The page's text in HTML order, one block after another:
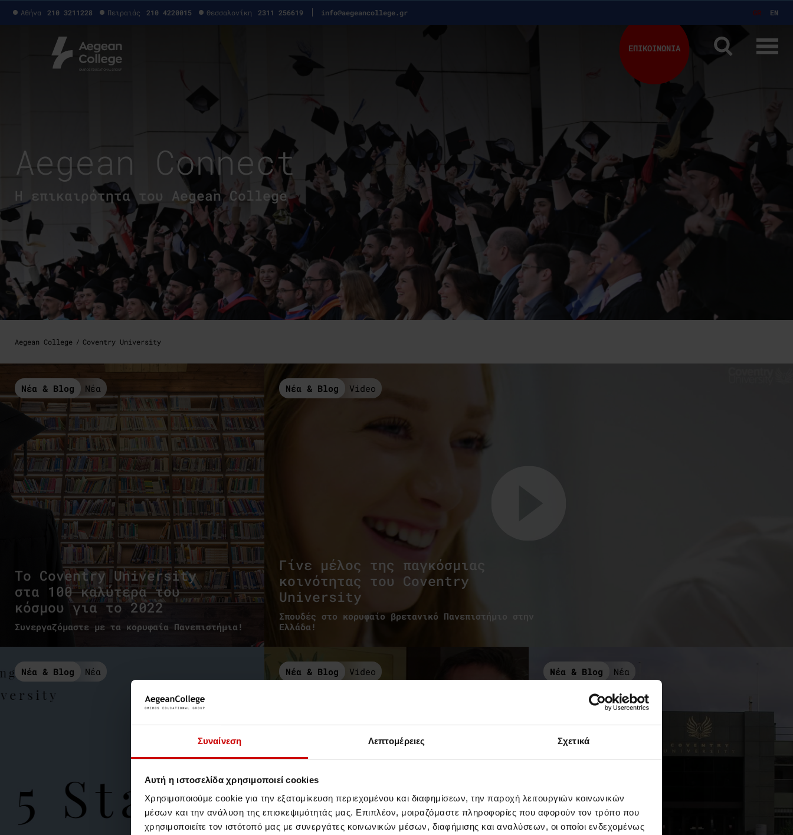
Συναίνεση Λεπτομέρειες Σχετικά
Αυτή η ιστοσελίδα χρησιμοποιεί cookies
Χρησιμοποιούμε cookie για την εξατομίκευση περιεχομένου και διαφημίσεων, την παροχή λειτουργιών κοινωνικών
μέσων και την ανάλυση της επισκεψιμότητάς μας. Επιπλέον, μοιραζόμαστε πληροφορίες που αφορούν τον τρόπο που
χρησιμοποιείτε τον ιστότοπό μας με συνεργάτες κοινωνικών μέσων, διαφήμισης και αναλύσεων, οι οποίοι ενδεχομένως
Αθήνα 210 3211228 Πειραιάς 210 4220015 Θεσσαλονίκη 2311 256619 info@aegeancollege.gr GR EN
ΕΠΙΚΟΙΝΩΝΙΑ
Aegean Connect
H επικαιρότητα του Aegean College
Aegean College Coventry University
Νέα & Blog Νέα
Το Coventry University
στα 100 καλύτερα του
κόσμου για το 2022
Συνεργαζόμαστε με τα κορυφαία Πανεπιστήμια!
Νέα & Blog Video
Γίνε μέλος της παγκόσμιας
κοινότητας του Coventry
University
Σπουδές στο κορυφαίο βρετανικό Πανεπιστήμιο στην
Ελλάδα!
Νέα & Blog Νέα Νέα & Blog Video Νέα & Blog Νέα